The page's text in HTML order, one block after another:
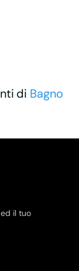
di Bagno
il tuo